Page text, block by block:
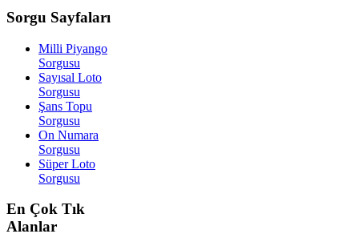
Sorgu Sayfaları
Milli Piyango
Sorgusu
Sayısal Loto
Sorgusu
Şans Topu
Sorgusu
On Numara
Sorgusu
Süper Loto
Sorgusu
En Çok Tık
Alanlar